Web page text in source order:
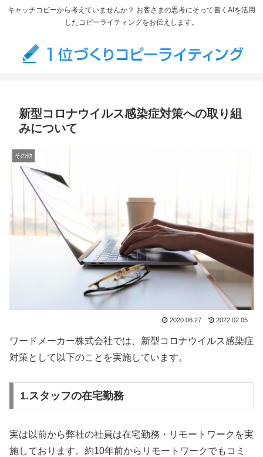
キャッチコピーから考えていませんか？ お客さまの思考にそって書くAIを活用
したコピーライティングをお伝えします。
新型コロナウイルス感染症対策への取り組
みについて
その他
2020.06.27 2022.02.05
ワードメーカー株式会社では、新型コロナウイルス感染症
対策として以下のことを実施しています。
1.スタッフの在宅勤務
実は以前から弊社の社員は在宅勤務・リモートワークを実
施しております。約10年前からリモートワークでもコミ